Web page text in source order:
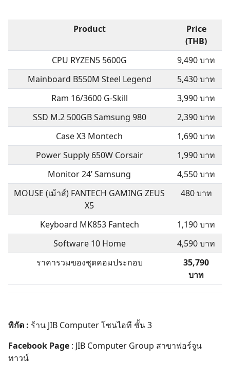
Product
Price
(THB)
CPU RYZEN5 5600G
9,490 บาท
Mainboard B550M Steel Legend
5,430 บาท
Ram 16/3600 G-Skill
3,990 บาท
SSD M.2 500GB Samsung 980
2,390 บาท
Case X3 Montech
1,690 บาท
Power Supply 650W Corsair
1,990 บาท
Monitor 24’ Samsung
4,550 บาท
MOUSE (เม้าส์) FANTECH GAMING ZEUS
X5
480 บาท
Keyboard MK853 Fantech
1,190 บาท
Software 10 Home
4,590 บาท
ราคารวมของชุดคอมประกอบ
35,790
บาท
พิกัด : ร้าน JIB Computerโซนไอที ชั้น 3
Facebook Page : JIB Computer Group สาขาฟอร์จูน
ทาวน์